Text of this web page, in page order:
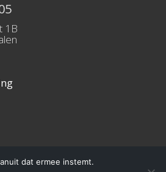
1B
dat ermee instemt.